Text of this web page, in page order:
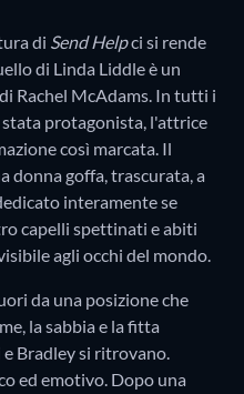
di Send Helpci si rende
di Linda Liddle è un
Rachel McAdams. In tutti i
stata protagonista, l'attrice
così marcata. Il
donna goffa, trascurata, a
interamente se
capelli spettinati e abiti
agli occhi del mondo.
da una posizione che
la sabbia e la fitta
Bradley si ritrovano.
ed emotivo. Dopo una